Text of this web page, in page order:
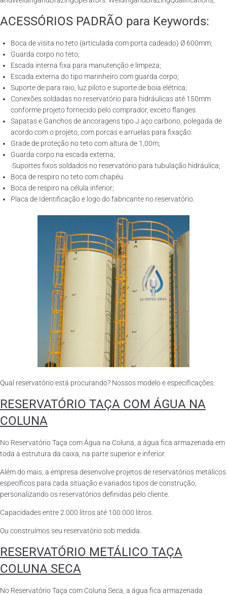
ACESSÓRIOS PADRÃO para Keywords:
Boca de visita no teto (articulada com porta cadeado) Ø 600mm;
Guarda corpo no teto;
Escada interna fixa para manutenção e limpeza;
Escada externa do tipo marinheiro com guarda corpo;
Suporte de para raio, luz piloto e suporte de boia elétrica;
Conexões soldadas no reservatório para hidráulicas até 150mm
conforme projeto fornecido pelo comprador, exceto flanges.
Sapatas e Ganchos de ancoragens tipo J aço carbono, polegada de
acordo com o projeto, com porcas e arruelas para fixação.
Grade de proteção no teto com altura de 1,00m;
Guarda corpo na escada externa;
·Suportes fixos soldados no reservatório para tubulação hidráulica;
Boca de respiro no teto com chapéu
Boca de respiro na célula inferior;
Placa de Identificação e logo do fabricante no reservatório.
Qual reservatório está procurando? Nossos modelo e especificações:
RESERVATÓRIO TAÇA COM ÁGUA NA
COLUNA
No Reservatório Taça com Água na Coluna, a água fica armazenada em
toda a estrutura da caixa, na parte superior e inferior.
Além do mais, a empresa desenvolve projetos de reservatórios metálicos
específicos para cada situação e variados tipos de construção,
personalizando os reservatórios definidas pelo cliente.
Capacidades entre 2.000 litros até 100.000 litros.
Ou construímos seu reservatório sob medida.
RESERVATÓRIO METÁLICO TAÇA
COLUNA SECA
No Reservatório Taça com Coluna Seca, a água fica armazenada